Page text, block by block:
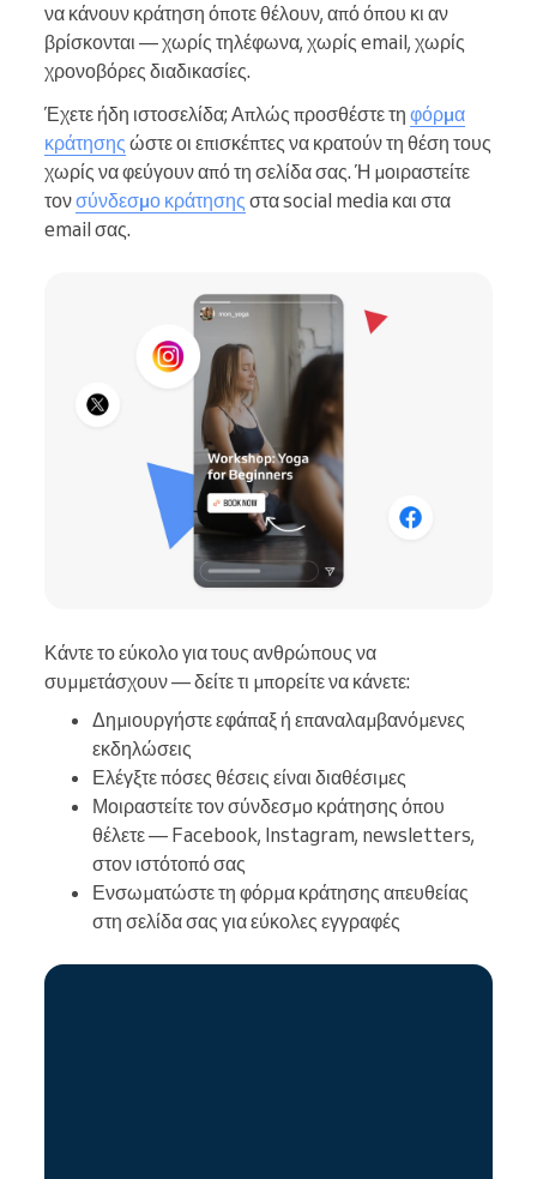
να κάνουν κράτηση όποτε θέλουν, από όπου κι αν
βρίσκονται — χωρίς τηλέφωνα, χωρίς email, χωρίς
χρονοβόρες διαδικασίες.
Έχετε ήδη ιστοσελίδα; Απλώς προσθέστε τη φόρμα
κράτησης ώστε οι επισκέπτες να κρατούν τη θέση τους
χωρίς να φεύγουν από τη σελίδα σας. Ή μοιραστείτε
τονσύνδεσμο κράτησης στα social media και στα
email σας.
Κάντε το εύκολο για τους ανθρώπους να
συμμετάσχουν — δείτε τι μπορείτε να κάνετε:
Δημιουργήστε εφάπαξ ή επαναλαμβανόμενες
εκδηλώσεις
Ελέγξτε πόσες θέσεις είναι διαθέσιμες
Μοιραστείτε τον σύνδεσμο κράτησης όπου
θέλετε — Facebook, Instagram, newsletters,
στον ιστότοπό σας
Ενσωματώστε τη φόρμα κράτησης απευθείας
στη σελίδα σας για εύκολες εγγραφές